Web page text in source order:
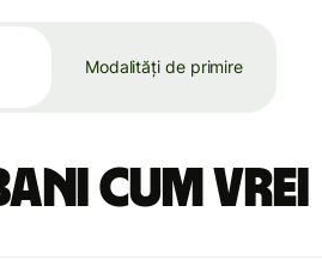
Modalități de primire
cum vrei